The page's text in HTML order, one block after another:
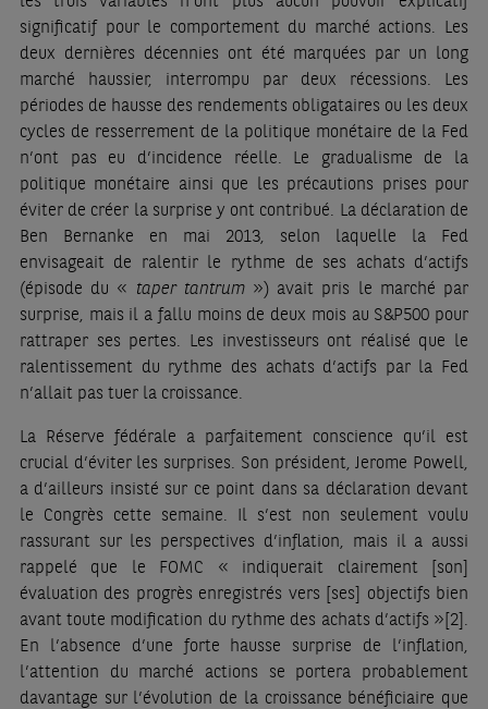
significatif pour le comportement du marché actions. Les
deux dernières décennies ont été marquées par un long
marché haussier, interrompu par deux récessions. Les
périodes de hausse des rendements obligataires ou les deux
cycles de resserrement de la politique monétaire de la Fed
n’ont pas eu d’incidence réelle. Le gradualisme de la
politique monétaire ainsi que les précautions prises pour
éviter de créer la surprise y ont contribué. La déclaration de
Ben Bernanke en mai 2013, selon laquelle la Fed
envisageait de ralentir le rythme de ses achats d’actifs
(épisode du « taper tantrum») avait pris le marché par
surprise, mais il a fallu moins de deux mois au S&P500 pour
rattraper ses pertes. Les investisseurs ont réalisé que le
ralentissement du rythme des achats d’actifs par la Fed
n’allait pas tuer la croissance.
La Réserve fédérale a parfaitement conscience qu’il est
crucial d’éviter les surprises. Son président, Jerome Powell,
a d’ailleurs insisté sur ce point dans sa déclaration devant
le Congrès cette semaine. Il s’est non seulement voulu
rassurant sur les perspectives d’inflation, mais il a aussi
rappelé que le FOMC « indiquerait clairement [son]
évaluation des progrès enregistrés vers [ses] objectifs bien
avant toute modification du rythme des achats d’actifs »[2].
En l’absence d’une forte hausse surprise de l’inflation,
l’attention du marché actions se portera probablement
davantage sur l’évolution de la croissance bénéficiaire que